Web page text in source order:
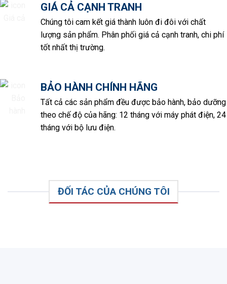
GIÁ CẢ CẠNH TRANH
Chúng tôi cam kết giá thành luôn đi đôi với chất
lượng sản phẩm. Phân phối giá cả cạnh tranh, chi phí
tốt nhất thị trường.
BẢO HÀNH CHÍNH HÃNG
Tất cả các sản phẩm đều được bảo hành, bảo dưỡng
theo chế độ của hãng: 12 tháng với máy phát điện, 24
tháng với bộ lưu điện.
ĐỐI TÁC CỦA CHÚNG TÔI